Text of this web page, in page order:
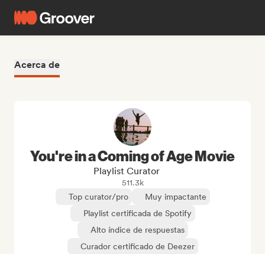
Acerca de
You're in a Coming of Age Movie
Playlist Curator
511.3k
Top curator/pro
Muy impactante
Playlist certificada de Spotify
Alto índice de respuestas
Curador certificado de Deezer